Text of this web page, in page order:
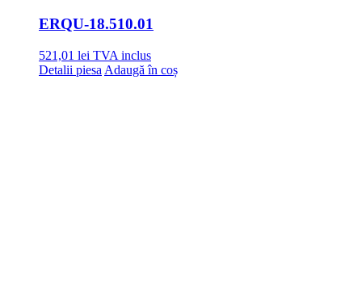
ERQU-18.510.01
521,01 lei TVA inclus
Detalii piesa Adaugă în coș